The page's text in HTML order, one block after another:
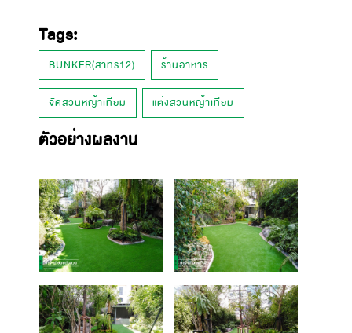
Tags:
BUNKER(สาทร12) ร้านอาหาร
จัดสวนหญ้าเทียม แต่งสวนหญ้าเทียม
ตัวอย่างผลงาน